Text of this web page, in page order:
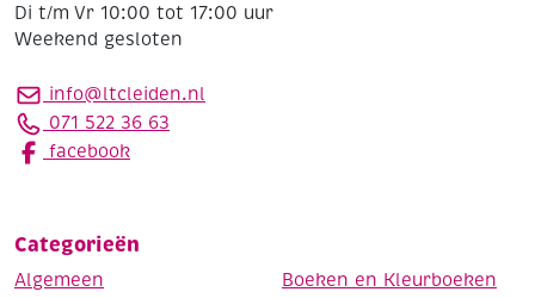
Di t/m Vr 10:00 tot 17:00 uur
Weekend gesloten
info@ltcleiden.nl
071 522 36 63
facebook
Categorieën
Algemeen
Boeken en Kleurboeken